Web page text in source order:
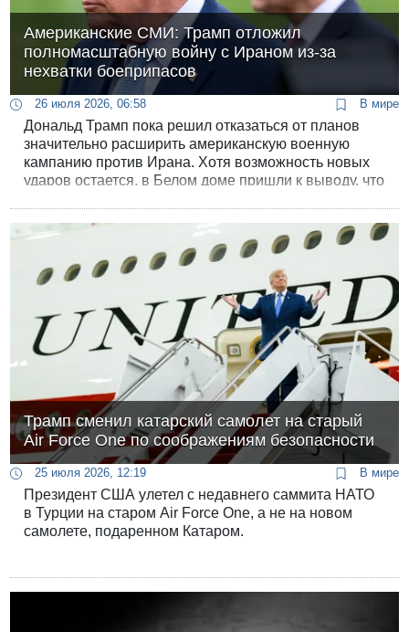
Американские СМИ: Трамп отложил
полномасштабную войну с Ираном из-за
нехватки боеприпасов
26 июля 2026, 06:58 В мире
Дональд Трамп пока решил отказаться от планов
значительно расширить американскую военную
кампанию против Ирана. Хотя возможность новых
ударов остается, в Белом доме пришли к выводу, что
Трамп сменил катарский самолет на старый
Air Force One по соображениям безопасности
25 июля 2026, 12:19 В мире
Президент США улетел с недавнего саммита НАТО
в Турции на старом Air Force One, а не на новом
самолете, подаренном Катаром.